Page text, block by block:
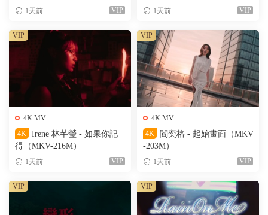
1天前 VIP 1天前 VIP
4K MV
4K
Irene 林芊瑩 - 如果你記
得（MKV-216M）
1天前 VIP
VIP
4K MV
4K
閻奕格 - 起始畫面（MKV
-203M）
1天前 VIP
VIP
VIP VIP